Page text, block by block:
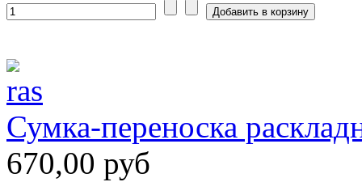
Сумка-переноска
670,00 руб